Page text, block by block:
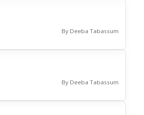
By Deeba Tabassum
By Deeba Tabassum